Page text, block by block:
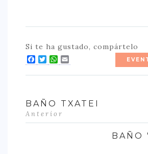
Si te ha gustado, compártelo
Facebook
TwitterWhatsApp
BAÑO TXATEI
Anterior
BAÑO